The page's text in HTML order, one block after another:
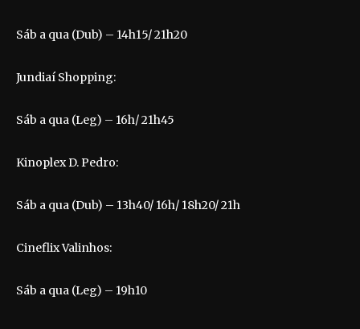
Sáb a qua (Dub) – 14h15/ 21h20
Jundiaí Shopping:
Sáb a qua (Leg) – 16h/ 21h45
Kinoplex D. Pedro:
Sáb a qua (Dub) – 13h40/ 16h/ 18h20/ 21h
Cineflix Valinhos:
Sáb a qua (Leg) – 19h10